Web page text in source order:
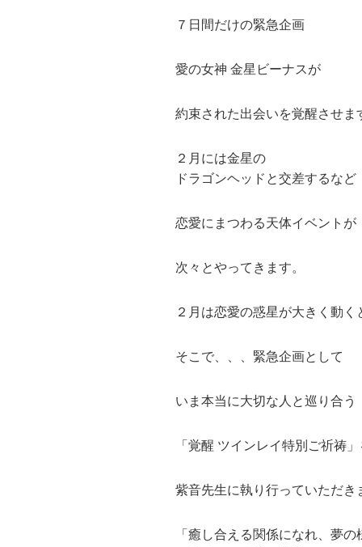
７日間だけの緊急企画
愛の女神 金星ビーナスが
約束された出会いを覚醒させま
２月には金星の
ドラゴンヘッドと交差するなど
恋愛にまつわる天体イベントが
次々とやってきます。
２月は恋愛の惑星が大きく動く
そこで、、、緊急企画として
いま本当に大切な人と巡り合う
「覚醒 ツインレイ特別ご祈祷」
紫音先生に執り行っていただき
「癒し合える関係になれ、夢の